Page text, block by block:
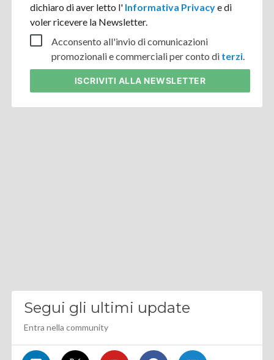
dichiaro di aver letto l' Informativa Privacye di
voler ricevere la Newsletter.
Acconsento all'invio di comunicazioni
promozionali e commerciali per conto di terzi
ISCRIVITI ALLA NEWSLETTER
Segui gli ultimi update
Entra nella community